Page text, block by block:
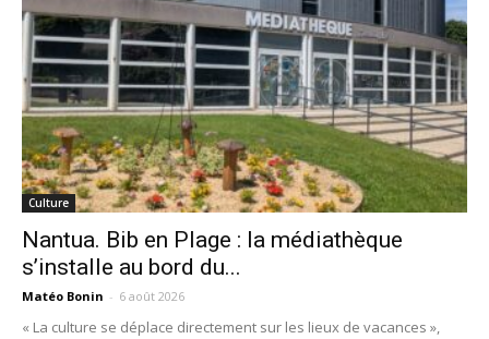
Culture
Nantua. Bib en Plage : la médiathèque
s’installe au bord du...
Matéo Bonin - 6 août 2026
« La culture se déplace directement sur les lieux de vacances »,